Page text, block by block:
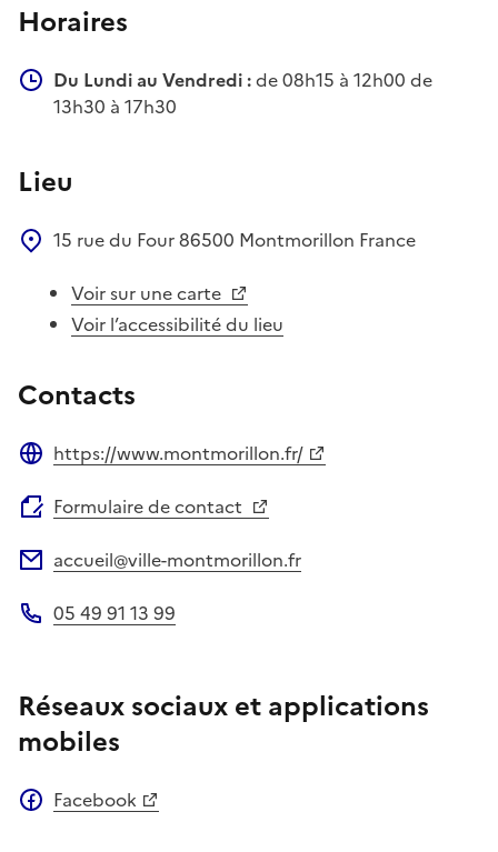
Horaires
Du Lundi au Vendredi :de 08h15 à 12h00 de
13h30 à 17h30
Lieu
15 rue du Four86500 Montmorillon France
Voir sur une carte
Voir l’accessibilité du lieu
Contacts
https://www.montmorillon.fr/
Formulaire de contact
accueil@ville-montmorillon.fr
05 49 91 13 99
Réseaux sociaux et applications
mobiles
Facebook